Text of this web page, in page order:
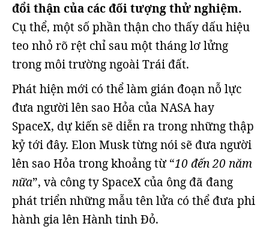
đổi thận của các đối tượng thử nghiệm.
Cụ thể, một số phần thận cho thấy dấu hiệu
teo nhỏ rõ rệt chỉ sau một tháng lơ lửng
trong môi trường ngoài Trái đất.
Phát hiện mới có thể làm gián đoạn nỗ lực
đưa người lên sao Hỏa của NASA hay
SpaceX, dự kiến sẽ diễn ra trong những thập
kỷ tới đây. Elon Musk từng nói sẽ đưa người
lên sao Hỏa trong khoảng từ “10 đến 20 năm
nữa”, và công ty SpaceX của ông đã đang
phát triển những mẫu tên lửa có thể đưa phi
hành gia lên Hành tinh Đỏ.